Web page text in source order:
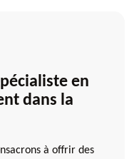
en
dans la
à offrir des